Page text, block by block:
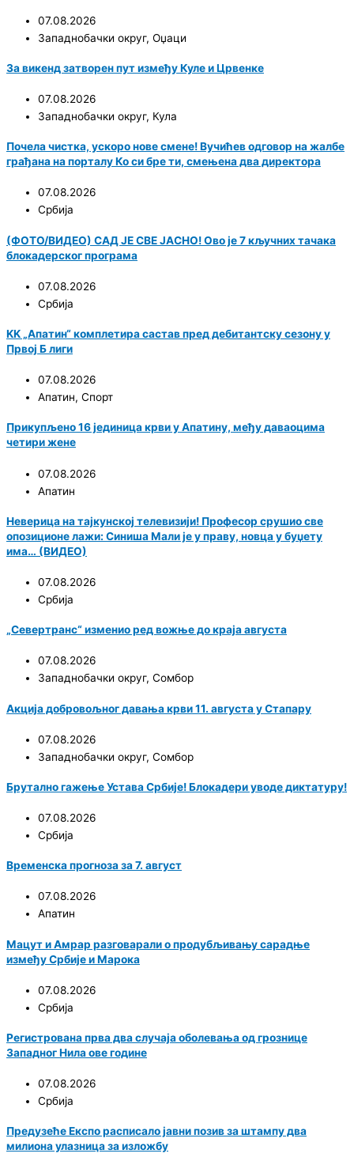
07.08.2026
Западнобачки округ, Оџаци
За викенд затворен пут између Куле и Црвенке
07.08.2026
Западнобачки округ, Кула
Почела чистка, ускоро нове смене! Вучићев одговор на жалбе
грађана на порталу Ко си бре ти, смењена два директора
07.08.2026
Србија
(ФОТО/ВИДЕО) САД ЈЕ СВЕ ЈАСНО! Ово је 7 кључних тачака
блокадерског програма
07.08.2026
Србија
KK „Апатин“ комплетира састав пред дебитантску сезону у
Првој Б лиги
07.08.2026
Апатин, Спорт
Прикупљено 16 јединица крви у Апатину, међу даваоцима
четири жене
07.08.2026
Апатин
Неверица на тајкунској телевизији! Професор срушио све
опозиционе лажи: Синиша Мали је у праву, новца у буџету
има… (ВИДЕО)
07.08.2026
Србија
„Севертранс“ изменио ред вожње до краја августа
07.08.2026
Западнобачки округ, Сомбор
Акција добровољног давања крви 11. августа у Стапару
07.08.2026
Западнобачки округ, Сомбор
Брутално гажење Устава Србије! Блокадери уводе диктатуру!
07.08.2026
Србија
Временска прогноза за 7. август
07.08.2026
Апатин
Мацут и Амрар разговарали о продубљивању сарадње
између Србије и Марока
07.08.2026
Србија
Регистрована прва два случаја оболевања од грознице
Западног Нила ове године
07.08.2026
Србија
Предузеће Експо расписало јавни позив за штампу два
милиона улазница за изложбу